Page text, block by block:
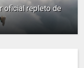
oficial repleto de